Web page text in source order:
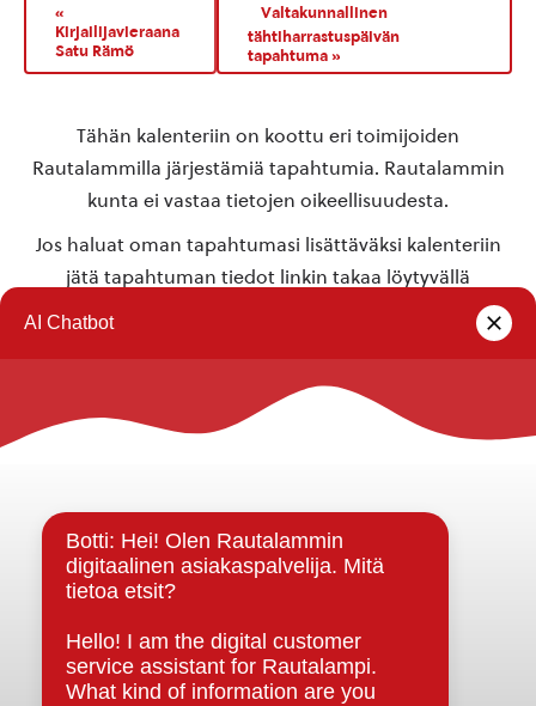
«
Kirjailijavieraana
Satu Rämö
Valtakunnallinen
tähtiharrastuspäivän
tapahtuma»
Tähän kalenteriin on koottu eri toimijoiden
Rautalammilla järjestämiä tapahtumia. Rautalammin
kunta ei vastaa tietojen oikeellisuudesta.
Jos haluat oman tapahtumasi lisättäväksi kalenteriin
jätä tapahtuman tiedot linkin takaa löytyvällä
Rautalammin kunta
Strategiat, ohjelmat, ohjeet, suunnitelmat, säännöt ja
sopimukset
Asiakirjajulkisuuskuvaus
Evästeet
Saavutettavuusseloste